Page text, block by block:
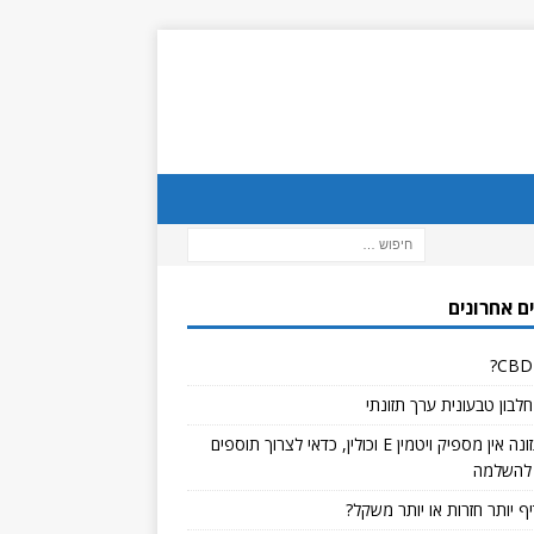
אחרונים
טבעונית ערך תזונתי
אם בתזונה אין מספיק ויטמין E וכולין, כדאי לצרוך תוספים
יותר חזרות או יותר משקל?